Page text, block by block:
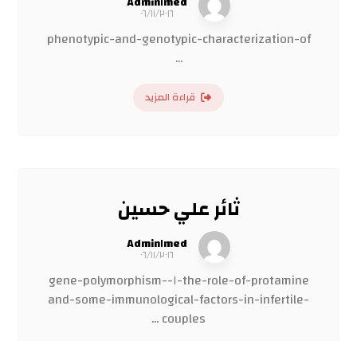
٠٦/١١/٢٠١٦
phenotypic-and-genotypic-characterization-of
...
قراءة المزيد
ثائر علي حسين
Admin١med
٠٦/١١/٢٠١٦
the-role-of-protamine-١-gene-polymorphism-
and-some-immunological-factors-in-infertile-
couples ...